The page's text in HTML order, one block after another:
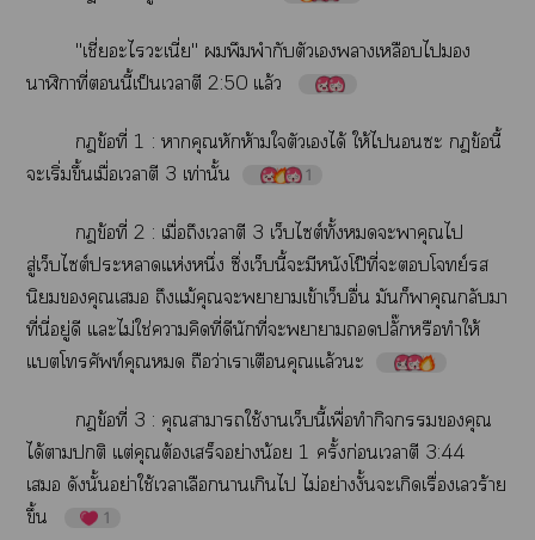
"ี่​ี่"​​​​​​​​​​​
​ี่​​ี้​ป็​​​2:50​ล้
​ข้​ี่​1​:​​​​ห้​​​​ได้​ให้​​​​​ข้​ี้​
​ิ่​ึ้​ื่​​​3​ท่​ั้
1
​ข้​ี่​2​:​ื่​​​​3​ต์ั้​​​​​​
ู่ต์​ห่​ึ่​ึ่ี้​​​​โป๊​ี่​​​ย์​​
​​​​​ม้​​​​ข้ื่​​​​​​​
ี่​ี่​ู่​​​ไม่​ใช่​​​ี่​​​ี่​​​​ปั๊​​​ให้​
ท์​​​​ว่​​​​ล้​
​ข้​ี่​3​:​​​ใช้ี้​ื่​​​​​​
ได้​​​ต่​​ต้​​ย่​น้​1​ั้​ก่​​​3:44​
​​ั้​ย่​ใช้​​​​​​ไม่​ย่ั้​​ื่​​ร้​
ึ้
1